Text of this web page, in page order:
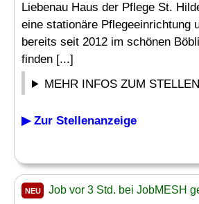
Liebenau Haus der Pflege St.
eine stationäre Pflegeeinrichtung
bereits seit 2012 im schönen
finden [...]
MEHR INFOS ZUM
▶ Zur Stellenanzeige
NEU Job vor 3 Std. bei JobMESH